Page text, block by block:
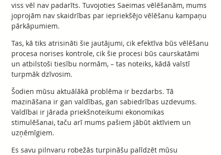
viss vēl nav padarīts. Tuvojoties Saeimas vēlēšanām, mums
joprojām nav skaidrības par iepriekšējo vēlēšanu kampaņu
pārkāpumiem.
Tas, kā tiks atrisināti šie jautājumi, cik efektīva būs vēlēšanu
procesa norises kontrole, cik šie procesi būs caurskatāmi
un atbilstoši tiesību normām, – tas noteiks, kādā valstī
turpmāk dzīvosim.
Šodien mūsu aktuālākā problēma ir bezdarbs. Tā
mazināšana ir gan valdības, gan sabiedrības uzdevums.
Valdībai ir jārada priekšnoteikumi ekonomikas
stimulēšanai, taču arī mums pašiem jābūt aktīviem un
uzņēmīgiem.
Es savu pilnvaru robežās turpināšu palīdzēt mūsu